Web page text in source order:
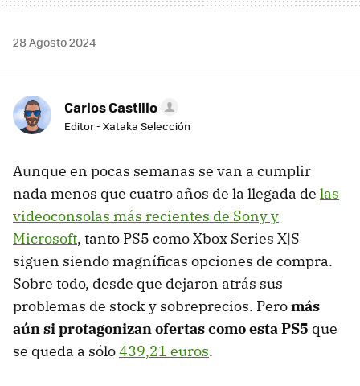
28 Agosto 2024
Carlos Castillo
Editor - Xataka Selección
Aunque en pocas semanas se van a cumplir
nada menos que cuatro años de la llegada de las
videoconsolas más recientes de Sony y
Microsoft, tanto PS5 como Xbox Series X|S
siguen siendo magníficas opciones de compra.
Sobre todo, desde que dejaron atrás sus
problemas de stock y sobreprecios. Peromás
aún si protagonizan ofertas como esta PS5 que
se queda a sólo439,21 euros.